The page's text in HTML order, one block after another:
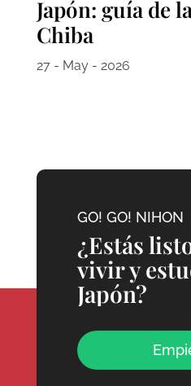
Japón: guía de
Chiba
27 - May - 2026
GO! GO! NIHON
¿Estás
vivir y
Japón?